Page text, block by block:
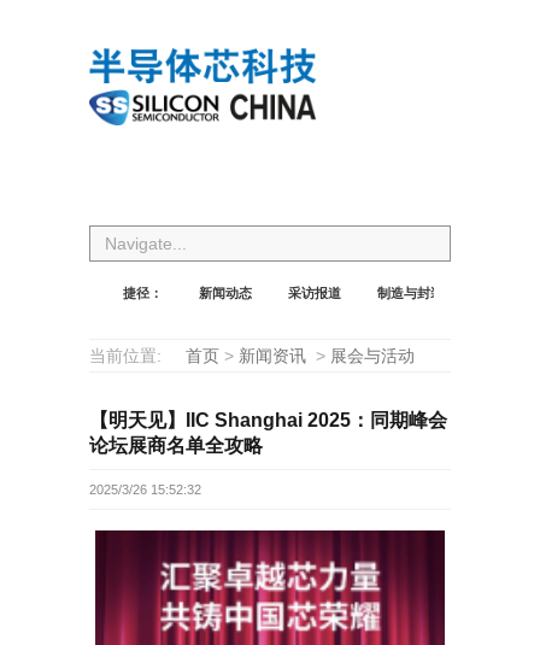
Navigate...
捷径： 新闻动态 采访报道 制造与封装
当前位置: 首页 > 新闻资讯 > 展会与活动
【明天见】IIC Shanghai 2025：同期峰会
论坛展商名单全攻略
2025/3/26 15:52:32